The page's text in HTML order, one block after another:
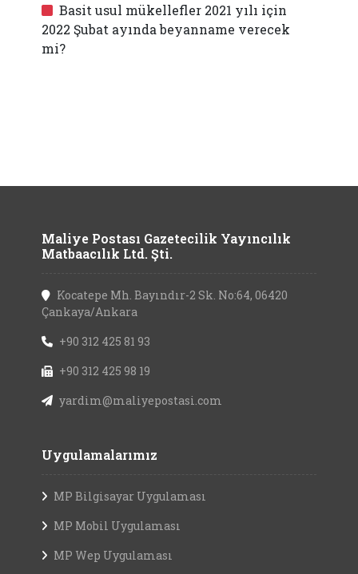
Basit usul mükellefler 2021 yılı için
2022 Şubat ayında beyanname verecek
mi?
Maliye Postası Gazetecilik Yayıncılık
Matbaacılık Ltd. Şti.
Kocatepe Mh. Bayındır-2 Sk. No:64, 06420
Çankaya/Ankara
+90 312 425 81 93
+90 312 425 98 19
yardim@maliyepostasi.com
Uygulamalarımız
MP Bilgisayar Uygulaması
MP Mobil Uygulaması
MP Wep Uygulaması